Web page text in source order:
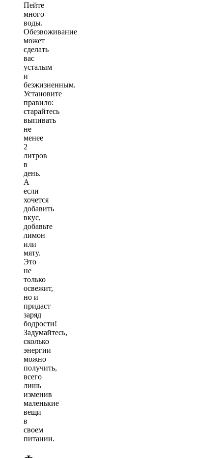
Пейте
много
воды.
Обезвоживание
может
сделать
вас
усталым
и
безжизненным.
Установите
правило:
старайтесь
выпивать
не
менее
2
литров
в
день.
А
если
хочется
добавить
вкус,
добавьте
лимон
или
мяту.
Это
не
только
освежит,
но и
придаст
заряд
бодрости!
Задумайтесь,
сколько
энергии
можно
получить,
всего
лишь
изменив
маленькие
вещи
в
своем
питании.